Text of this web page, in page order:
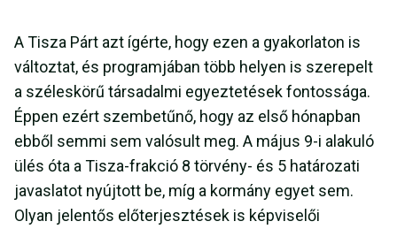
A Tisza Párt azt ígérte, hogy ezen a gyakorlaton is
változtat, és programjában több helyen is szerepelt
a széleskörű társadalmi egyeztetések fontossága.
Éppen ezért szembetűnő, hogy az első hónapban
ebből semmi sem valósult meg. A május 9-i alakuló
ülés óta a Tisza-frakció 8 törvény- és 5 határozati
javaslatot nyújtott be, míg a kormány egyet sem.
Olyan jelentős előterjesztések is képviselői